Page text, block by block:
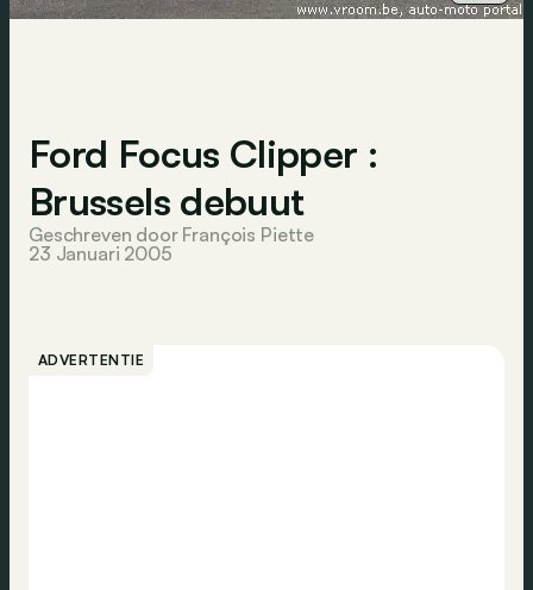
Ford Focus Clipper :
Brussels debuut
Geschreven door François Piette
23 Januari 2005
ADVERTENTIE